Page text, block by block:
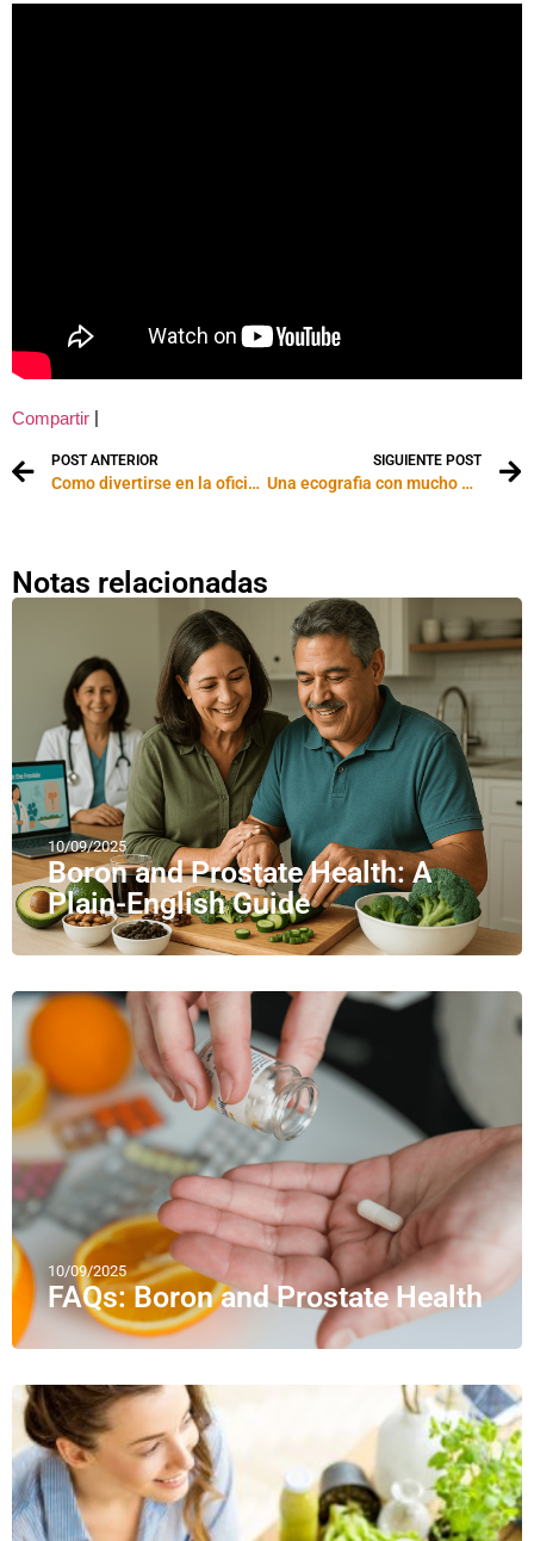
Compartir |
POST ANTERIOR
Como divertirse en la oficina
SIGUIENTE POST
Una ecografia con mucho publico
Notas relacionadas
10/09/2025
Boron and Prostate Health: A
Plain-English Guide
10/09/2025
FAQs: Boron and Prostate Health